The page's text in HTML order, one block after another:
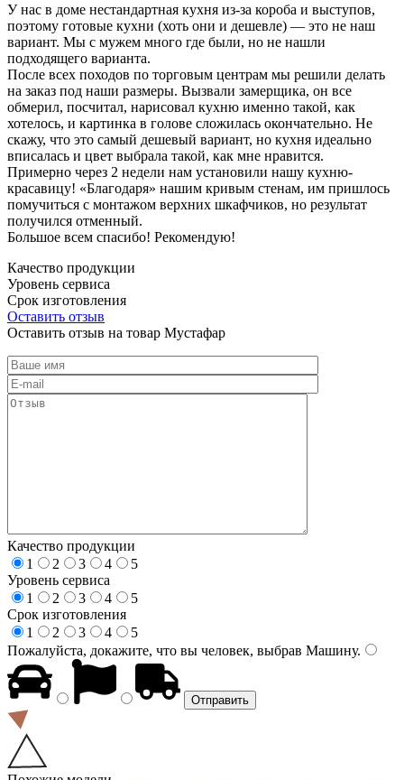
У нас в доме нестандартная кухня из-за короба и выступов,
поэтому готовые кухни (хоть они и дешевле) — это не наш
вариант. Мы с мужем много где были, но не нашли
подходящего варианта.
После всех походов по торговым центрам мы решили делать
на заказ под наши размеры. Вызвали замерщика, он все
обмерил, посчитал, нарисовал кухню именно такой, как
хотелось, и картинка в голове сложилась окончательно. Не
скажу, что это самый дешевый вариант, но кухня идеально
вписалась и цвет выбрала такой, как мне нравится.
Примерно через 2 недели нам установили нашу кухню-
красавицу! «Благодаря» нашим кривым стенам, им пришлось
помучиться с монтажом верхних шкафчиков, но результат
получился отменный.
Большое всем спасибо! Рекомендую!
Качество продукции
Уровень сервиса
Срок изготовления
Оставить отзыв
Оставить отзыв на товар Мустафар
Качество продукции
1
2 3 4
5
Уровень сервиса
1
2 3 4
5
Срок изготовления
1
2 3 4
5
Пожалуйста, докажите, что вы человек, выбрав Машину.